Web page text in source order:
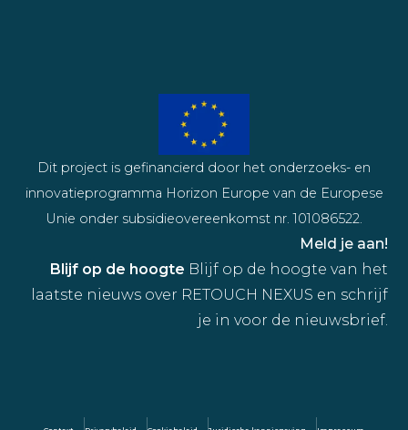
Blijf op de hoogte Blijf op de hoogte van het
laatste nieuws over RETOUCH NEXUS en schrijf
je in voor de nieuwsbrief.
Meld je aan!
Dit project is gefinancierd door het onderzoeks- en
innovatieprogramma Horizon Europe van de Europese
Unie onder subsidieovereenkomst nr. 101086522.